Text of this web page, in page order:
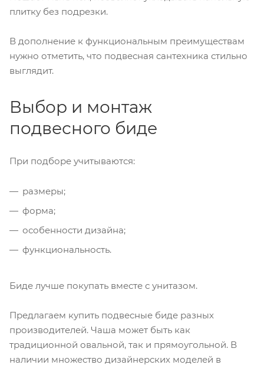
плитку без подрезки.
В дополнение к функциональным преимуществам
нужно отметить, что подвесная сантехника стильно
выглядит.
Выбор и монтаж
подвесного биде
При подборе учитываются:
размеры;
форма;
особенности дизайна;
функциональность.
Биде лучше покупать вместе с унитазом.
Предлагаем купить подвесные биде разных
производителей. Чаша может быть как
традиционной овальной, так и прямоугольной. В
наличии множество дизайнерских моделей в